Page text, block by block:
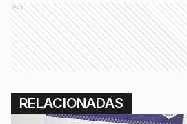
Ads
RELACIONADAS